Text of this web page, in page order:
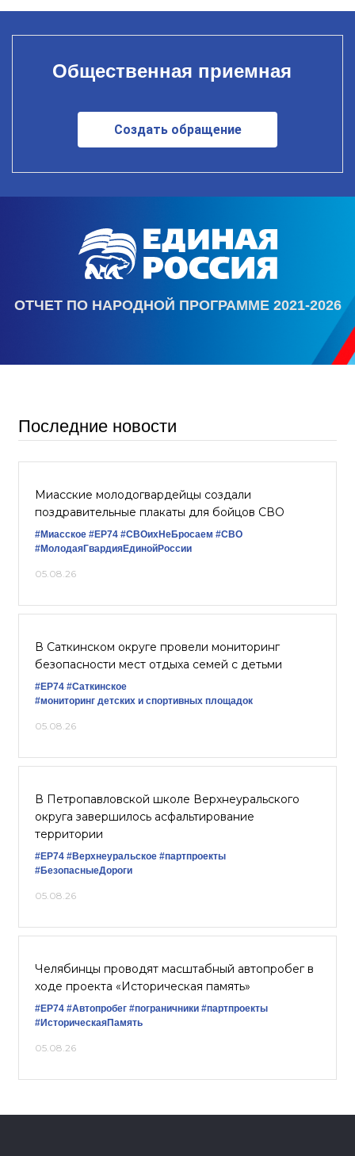
Общественная приемная
Создать обращение
ОТЧЕТ ПО НАРОДНОЙ ПРОГРАММЕ 2021-2026
Последние новости
Миасские молодогвардейцы создали
поздравительные плакаты для бойцов СВО
#Миасское #ЕР74 #СВОихНеБросаем #СВО
#МолодаяГвардияЕдинойРоссии
05.08.26
В Саткинском округе провели мониторинг
безопасности мест отдыха семей с детьми
#ЕР74 #Саткинское
#мониторинг детских и спортивных площадок
05.08.26
В Петропавловской школе Верхнеуральского
округа завершилось асфальтирование
территории
#ЕР74 #Верхнеуральское #партпроекты
#БезопасныеДороги
05.08.26
Челябинцы проводят масштабный автопробег в
ходе проекта «Историческая память»
#ЕР74 #Автопробег #пограничники #партпроекты
#ИсторическаяПамять
05.08.26